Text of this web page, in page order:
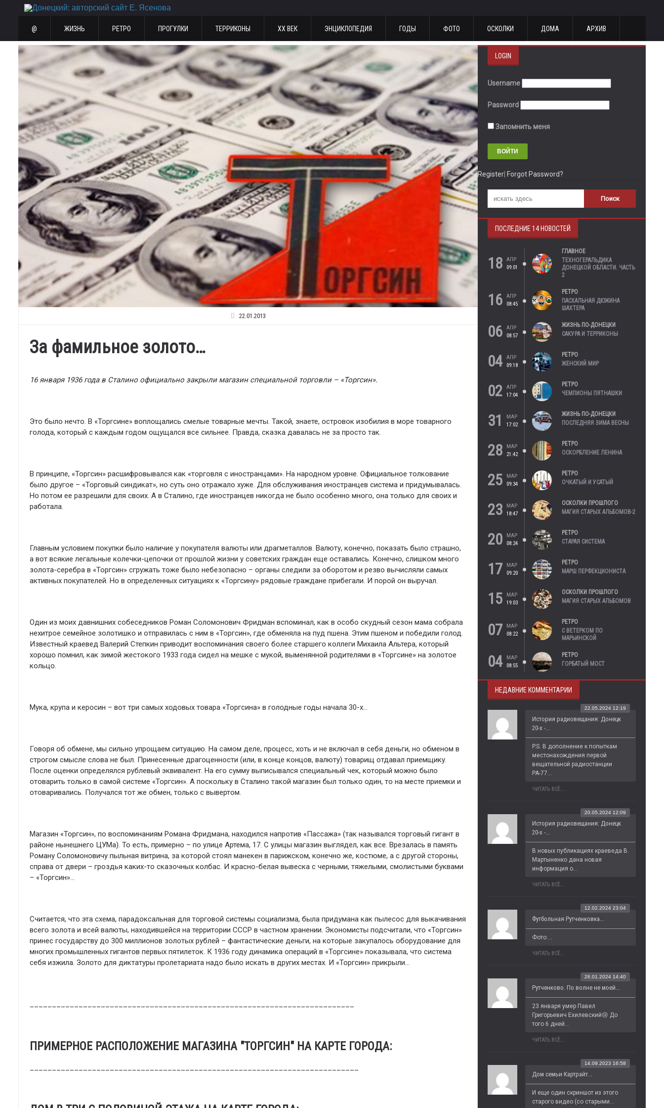
@ ЖИЗНЬ РЕТРО ПРОГУЛКИ ТЕРРИКОНЫ ХХ ВЕК ЭНЦИКЛОПЕДИЯ ГОДЫ ФОТО ОСКОЛКИ ДОМА АРХИВ
22.01.2013
За фамильное золото…
16 января 1936 года в Сталино официально закрыли магазин специальной торговли – «Торгсин».
Это было нечто. В «Торгсине» воплощались смелые товарные мечты. Такой, знаете, островок изобилия в море товарного
голода, который с каждым годом ощущался все сильнее. Правда, сказка давалась не за просто так.
В принципе, «Торгсин» расшифровывался как «торговля с иностранцами». На народном уровне. Официальное толкование
было другое – «Торговый синдикат», но суть оно отражало хуже. Для обслуживания иностранцев система и придумывалась.
Но потом ее разрешили для своих. А в Сталино, где иностранцев никогда не было особенно много, она только для своих и
работала.
Главным условием покупки было наличие у покупателя валюты или драгметаллов. Валюту, конечно, показать было страшно,
а вот всякие легальные колечки-цепочки от прошлой жизни у советских граждан еще оставались. Конечно, слишком много
золота-серебра в «Торгсин» сгружать тоже было небезопасно – органы следили за оборотом и резво вычисляли самых
активных покупателей. Но в определенных ситуациях к «Торгсину» рядовые граждане прибегали. И порой он выручал.
Один из моих давнишних собеседников Роман Соломонович Фридман вспоминал, как в особо скудный сезон мама собрала
нехитрое семейное золотишко и отправилась с ним в «Торгсин», где обменяла на пуд пшена. Этим пшеном и победили голод.
Известный краевед Валерий Степкин приводит воспоминания своего более старшего коллеги Михаила Альтера, который
хорошо помнил, как зимой жестокого 1933 года сидел на мешке с мукой, выменянной родителями в «Торгсине» на золотое
кольцо.
Мука, крупа и керосин – вот три самых ходовых товара «Торгсина» в голодные годы начала 30-х…
Говоря об обмене, мы сильно упрощаем ситуацию. На самом деле, процесс, хоть и не включал в себя деньги, но обменом в
строгом смысле слова не был. Принесенные драгоценности (или, в конце концов, валюту) товарищ отдавал приемщику.
После оценки определялся рублевый эквивалент. На его сумму выписывался специальный чек, который можно было
отоварить только в самой системе «Торгсин». А поскольку в Сталино такой магазин был только один, то на месте приемки и
отоваривались. Получался тот же обмен, только с вывертом.
Магазин «Торгсин», по воспоминаниям Романа Фридмана, находился напротив «Пассажа» (так назывался торговый гигант в
районе нынешнего ЦУМа). То есть, примерно – по улице Артема, 17. С улицы магазин выглядел, как все. Врезалась в память
Роману Соломоновичу пыльная витрина, за которой стоял манекен в парижском, конечно же, костюме, а с другой стороны,
справа от двери – гроздья каких-то сказочных колбас. И красно-белая вывеска с черными, тяжелыми, смолистыми буквами
– «Торгсин»…
Считается, что эта схема, парадоксальная для торговой системы социализма, была придумана как пылесос для выкачивания
всего золота и всей валюты, находившейся на территории СССР в частном хранении. Экономисты подсчитали, что «Торгсин»
принес государству до 300 миллионов золотых рублей – фантастические деньги, на которые закупалось оборудование для
многих промышленных гигантов первых пятилеток. К 1936 году динамика операций в «Торгсине» показывала, что система
себя изжила. Золото для диктатуры пролетариата надо было искать в других местах. И «Торгсин» прикрыли…
ПРИМЕРНОЕ РАСПОЛОЖЕНИЕ МАГАЗИНА "ТОРГСИН" НА КАРТЕ ГОРОДА:
LOGIN
Username
Password
Запомнить меня
Register Forgot Password?
ПОСЛЕДНИЕ 14 НОВОСТЕЙ
18
АПР
09:01
ГЛАВНОЕ
ТЕХНОГЕРАЛЬДИКА
ДОНЕЦКОЙ ОБЛАСТИ. ЧАСТЬ
2
16
АПР
08:45
РЕТРО
ПАСХАЛЬНАЯ ДЮЖИНА
ШАХТЕРА
06
АПР
08:57
ЖИЗНЬ ПО-ДОНЕЦКИ
САКУРА И ТЕРРИКОНЫ
04
АПР
09:18
РЕТРО
ЖЕНСКИЙ МИР
02
АПР
17:04
РЕТРО
ЧЕМПИОНЫ ПЯТНАШКИ
31
МАР
17:02
ЖИЗНЬ ПО-ДОНЕЦКИ
ПОСЛЕДНЯЯ ЗИМА ВЕСНЫ
28
МАР
21:42
РЕТРО
ОСКОРБЛЕНИЕ ЛЕНИНА
25
МАР
09:34
РЕТРО
ОЧКАТЫЙ И УСАТЫЙ
23
МАР
18:47
ОСКОЛКИ ПРОШЛОГО
МАГИЯ СТАРЫХ АЛЬБОМОВ-2
20
МАР
08:24
РЕТРО
СТАРАЯ СИСТЕМА
17
МАР
09:20
РЕТРО
МАРШ ПЕРФЕКЦИОНИСТА
15
МАР
19:03
ОСКОЛКИ ПРОШЛОГО
МАГИЯ СТАРЫХ АЛЬБОМОВ
07
МАР
08:22
РЕТРО
С ВЕТЕРКОМ ПО
МАРЬИНСКОЙ
04
МАР
08:55
РЕТРО
ГОРБАТЫЙ МОСТ
НЕДАВНИЕ КОММЕНТАРИИ
История радиовещания: Донецк
20-х -...
22.05.2024 12:19
P.S. В дополнение к попыткам
местонахождения первой
вещательной радиостанции
РА-77...
ЧИТАТЬ ВСЁ...
История радиовещания: Донецк
20-х -...
20.05.2024 12:09
В новых публикациях краеведа В.
Мартыненко дана новая
информация о...
ЧИТАТЬ ВСЁ...
Футбольная Рутченковка...
12.02.2024 23:04
Фото:...
ЧИТАТЬ ВСЁ...
Рутченково. По волне не моей...
26.01.2024 14:40
23 января умер Павел
Григорьевич Ехилевский😢 До
того 6 дней...
ЧИТАТЬ ВСЁ...
Дом семьи Картрайт...
14.09.2023 16:58
И еще один скриншот из этого
старого видео (со старыми...